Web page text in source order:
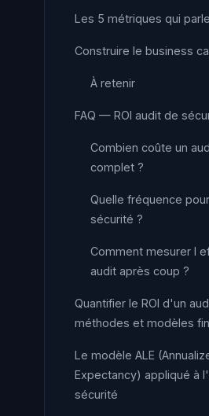
Les 5 métriques qui
Construire le business
À retenir
FAQ — ROI audit de
Combien coûte un
complet ?
Quelle fréquence
sécurité ?
Comment mesurer l
audit après coup ?
Quantifier le ROI d'un
méthodes et modèles
Le modèle ALE
Expectancy) appliqué à
sécurité